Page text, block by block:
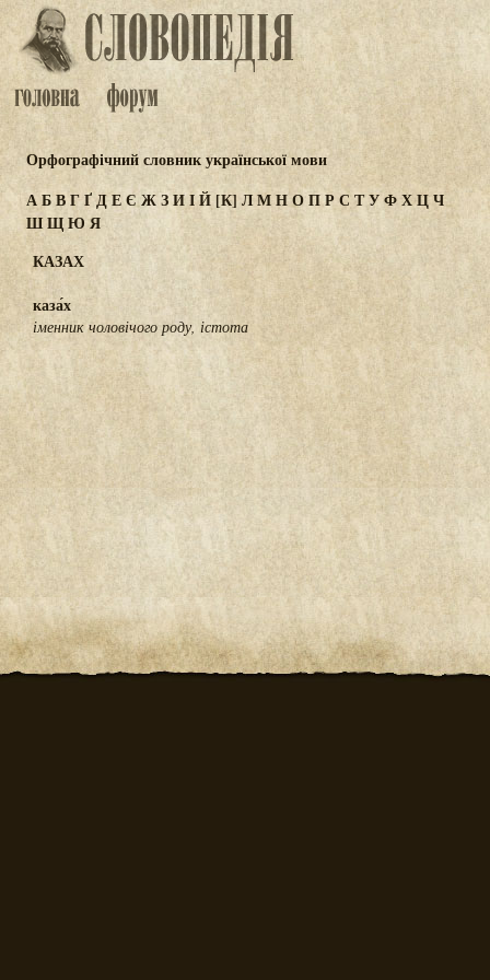
Орфографічний словник української мови
АБВГҐДЕЄ ЖЗИІЙ [К] ЛМНОПР СТУФХЦЧ
ШЩЮЯ
КАЗАХ
каза́х
іменник чоловічого роду, істота